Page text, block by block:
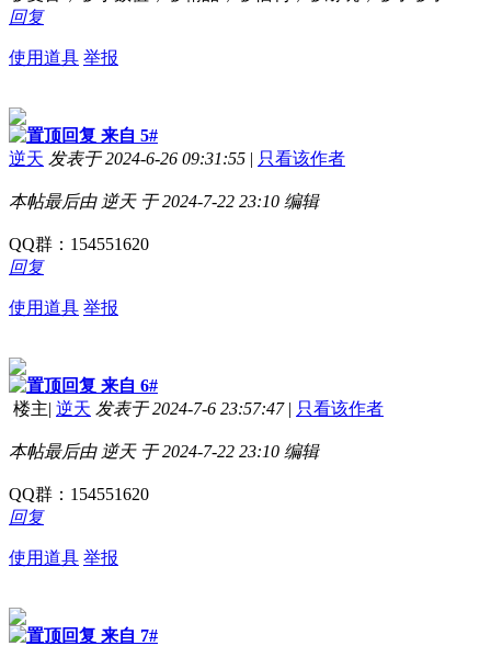
回复
使用道具 举报
来自 5#
逆天 发表于 2024-6-26 09:31:55 | 只看该作者
本帖最后由 逆天 于 2024-7-22 23:10 编辑
QQ群： 154551620
回复
使用道具 举报
来自 6#
楼主| 逆天 发表于 2024-7-6 23:57:47 | 只看该作者
本帖最后由 逆天 于 2024-7-22 23:10 编辑
QQ群： 154551620
回复
使用道具 举报
来自 7#